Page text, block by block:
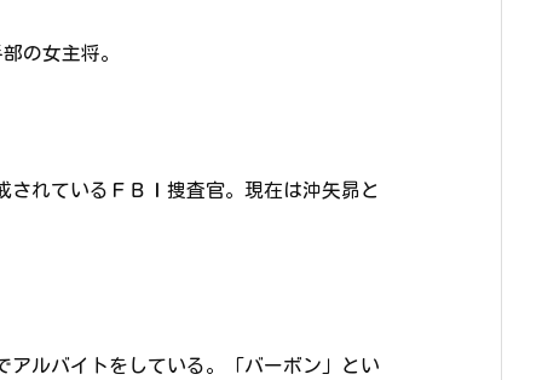
の女主将。
れているＦＢＩ捜査官。現在は沖矢昴と
ルバイトをしている。「バーボン」とい